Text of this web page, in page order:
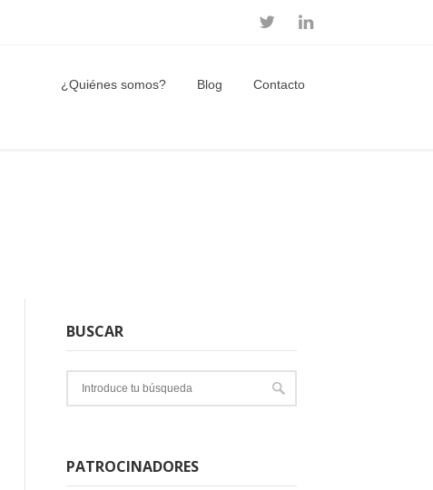
¿Quiénes somos? Blog Contacto
BUSCAR
PATROCINADORES